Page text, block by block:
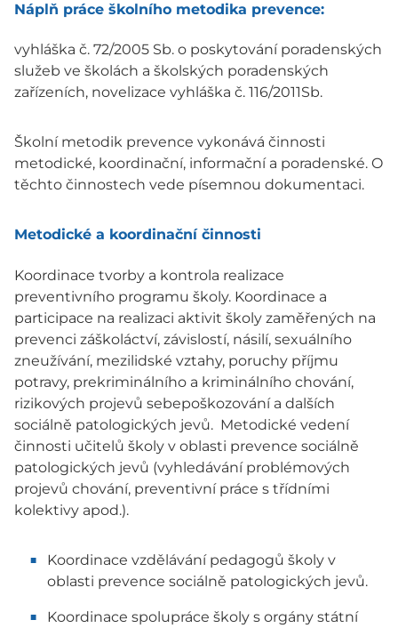
Náplň práce školního metodika prevence:
vyhláška č. 72/2005 Sb. o poskytování poradenských
služeb ve školách a školských poradenských
zařízeních, novelizace vyhláška č. 116/2011Sb.
Školní metodik prevence vykonává činnosti
metodické, koordinační, informační a poradenské. O
těchto činnostech vede písemnou dokumentaci.
Metodické a koordinační činnosti
Koordinace tvorby a kontrola realizace
preventivního programu školy. Koordinace a
participace na realizaci aktivit školy zaměřených na
prevenci záškoláctví, závislostí, násilí, sexuálního
zneužívání, mezilidské vztahy, poruchy příjmu
potravy, prekriminálního a kriminálního chování,
rizikových projevů sebepoškozování a dalších
sociálně patologických jevů. Metodické vedení
činnosti učitelů školy v oblasti prevence sociálně
patologických jevů (vyhledávání problémových
projevů chování, preventivní práce s třídními
kolektivy apod.).
Koordinace vzdělávání pedagogů školy v
oblasti prevence sociálně patologických jevů.
Koordinace spolupráce školy s orgány státní